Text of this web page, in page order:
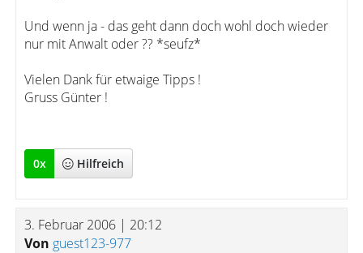
Und wenn ja - das geht dann doch wohl doch wieder
nur mit Anwalt oder ?? *seufz*
Vielen Dank für etwaige Tipps !
Gruss Günter !
0x Hilfreich
3. Februar 2006 | 20:12
Von guest123-977